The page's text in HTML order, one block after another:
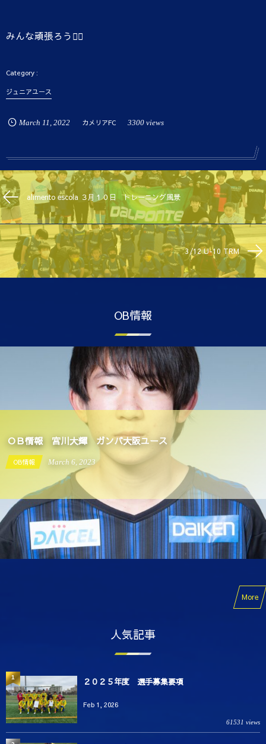
みんな頑張ろう👉🏾
ジュニアユース
March 11 2022 カメリアFC 3300 views
alimento escola ３月１０日 トレーニング風景
3/12 U-10 TRM
OB情報
ＯＢ情報 宮川大輝 ガンバ大阪ユース
OB情報 March 6, 2023
More
人気記事
２０２５年度 選手募集要項
Feb 1, 2026
61531 views
1